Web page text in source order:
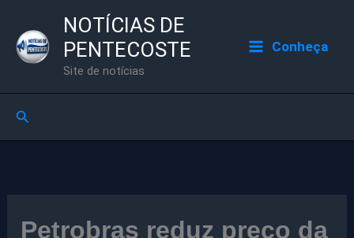
para
NOTÍCIAS DE
PENTECOSTE
Site de notícias
Conheça
Pesquisar
Petrobras reduz preço da